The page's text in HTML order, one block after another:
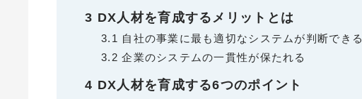
3 DX人材を育成するメリットとは
3.1 自社の事業に最も適切なシステムが判断できる
3.2 企業のシステムの一貫性が保たれる
4 DX人材を育成する6つのポイント